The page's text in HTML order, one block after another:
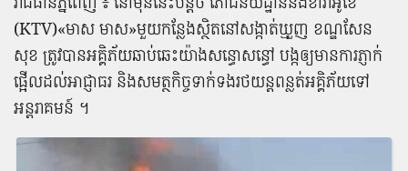
(KTV)«មាស មាស»​មួយ​កន្លែង​ស្ថិត​នៅ​សង្កាត់​ឃ្មួ​ញ ខណ្ឌ​សែន​
សុខ ត្រូវ​បាន​អគ្គិភ័យ​ឆាប់ឆេះ​យ៉ាង​សន្ធោសន្ធៅ​ បង្ក​ឲ្យ​មានការ​ភ្ញាក់
ផ្អើល​ដល់​អាជ្ញាធរ​ និង​សមត្ថកិច្ច​ទាក់ទង​រថយន្ត​ពន្លត់អគ្គិភ័យ​ទៅ​
អន្តរាគមន៍​ ។